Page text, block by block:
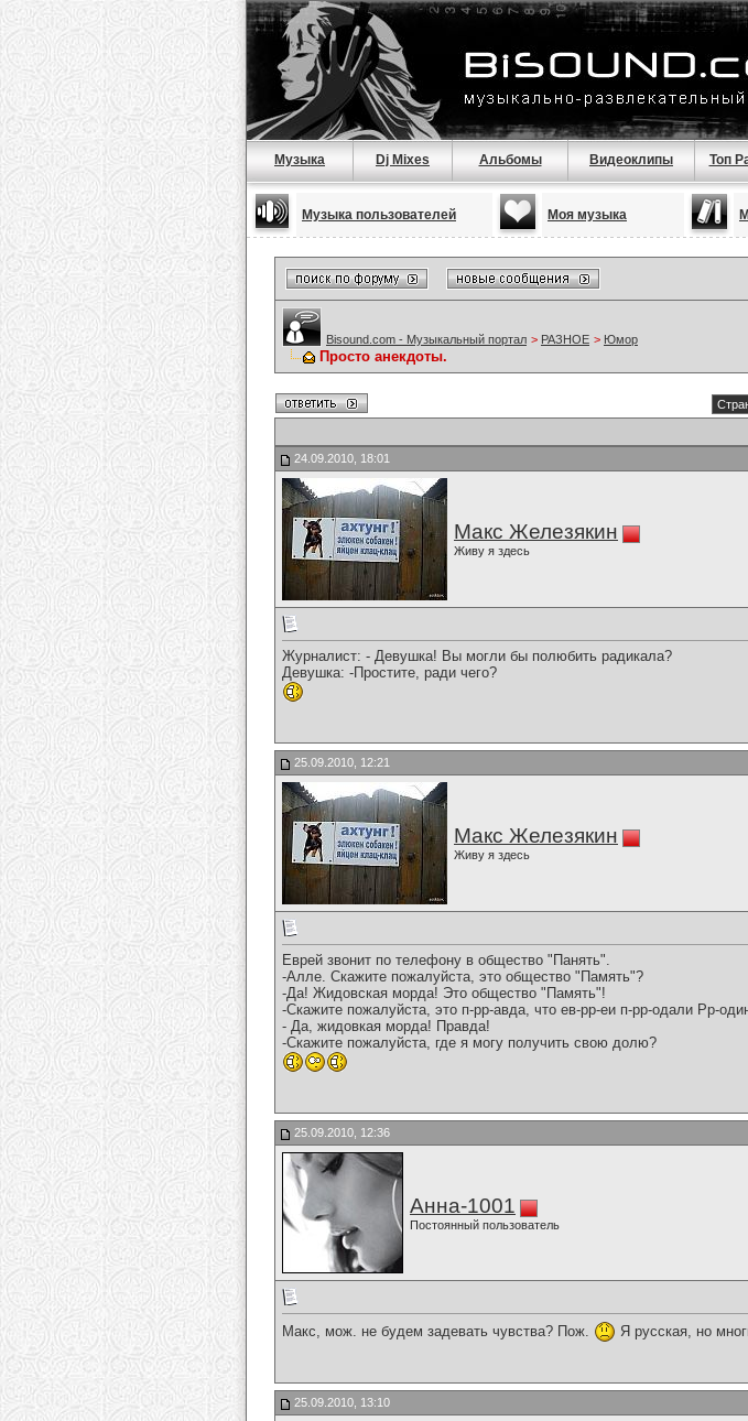
Музыка Dj Mixes Альбомы Видеоклипы Топ
Музыка пользователей Моя музыка
Bisound.com - Музыкальный портал > РАЗНОЕ > Юмор
Просто анекдоты.
24.09.2010, 18:01
Макс Железякин
Живу я здесь
Журналист: - Девушка! Вы могли бы полюбить радикала?
Девушка: -Простите, ради чего?
25.09.2010, 12:21
Макс Железякин
Живу я здесь
Еврей звонит по телефону в общество "Панять".
-Алле. Скажите пожалуйста, это общество "Память"?
-Да! Жидовская морда! Это общество "Память"!
-Скажите пожалуйста, это п-рр-авда, что ев-рр-еи п-рр-одали Рр-
- Да, жидовкая морда! Правда!
-Скажите пожалуйста, где я могу получить свою долю?
25.09.2010, 12:36
Анна-1001
Постоянный пользователь
Макс, мож. не будем задевать чувства? Пож. Я русская, но
25.09.2010, 13:10